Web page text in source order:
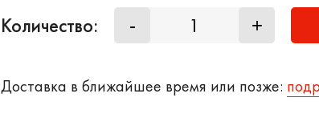
Количество: - +
Доставка в ближайшее время или позже: